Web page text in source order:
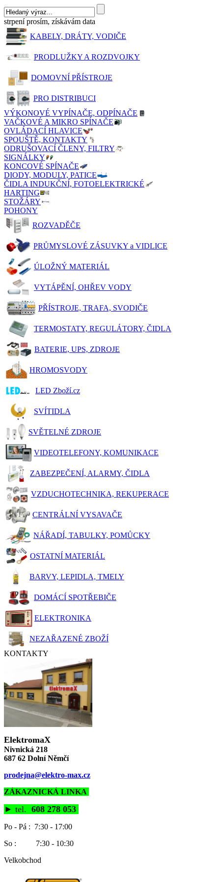
strpení prosím, získávám data
KABELY, DRÁTY, VODIČE
PRODLUŽKY A ROZDVOJKY
DOMOVNÍ PŘÍSTROJE
PRO DISTRIBUCI
VÝKONOVÉ VYPÍNAČE, ODPÍNAČE
VAČKOVÉ A MIKRO SPÍNAČE
OVLÁDACÍ HLAVICE
SPOUŠTĚ, KONTAKTY
ODRUŠOVACÍ ČLENY, FILTRY
SIGNÁLKY
KONCOVÉ SPÍNAČE
DIODY, MODULY, PATICE
ČIDLA INDUKČNÍ, FOTOELEKTRICKÉ
HARTING
STOŽÁRY
POHONY
ROZVADĚČE
PRŮMYSLOVÉ ZÁSUVKY a VIDLICE
ÚLOŽNÝ MATERIÁL
VYTÁPĚNÍ, OHŘEV VODY
PŘÍSTROJE, TRAFA, SVODIČE
TERMOSTATY, REGULÁTORY, ČIDLA
BATERIE, UPS, ZDROJE
HROMOSVODY
LED Zboží.cz
SVÍTIDLA
SVĚTELNÉ ZDROJE
VIDEOTELEFONY, KOMUNIKACE
ZABEZPEČENÍ, ALARMY, ČIDLA
VZDUCHOTECHNIKA, REKUPERACE
CENTRÁLNÍ VYSAVAČE
NÁŘADÍ, TABULKY, POMŮCKY
OSTATNÍ MATERIÁL
BARVY, LEPIDLA, TMELY
DOMÁCÍ SPOTŘEBIČE
ELEKTRONIKA
NEZAŘAZENÉ ZBOŽÍ
KONTAKTY
ElektromaX
Nivnická 218
687 62 Dolní Němčí
prodejna@elektro-max.cz
ZÁKAZNICKÁ LINKA
► tel. 608 278 053
Po - Pá : 7:30 - 17:00
So : 7:30 - 10:30
Velkobchod